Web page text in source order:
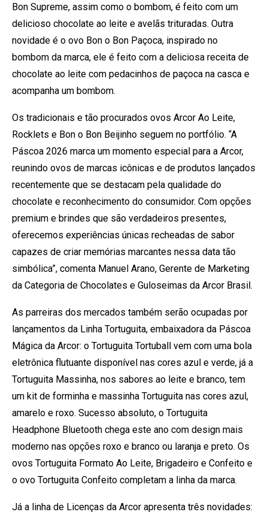
Bon Supreme, assim como o bombom, é feito com um
delicioso chocolate ao leite e avelãs trituradas. Outra
novidade é o ovo Bon o Bon Paçoca, inspirado no
bombom da marca, ele é feito com a deliciosa receita de
chocolate ao leite com pedacinhos de paçoca na casca e
acompanha um bombom.
Os tradicionais e tão procurados ovos Arcor Ao Leite,
Rocklets e Bon o Bon Beijinho seguem no portfólio. “A
Páscoa 2026 marca um momento especial para a Arcor,
reunindo ovos de marcas icônicas e de produtos lançados
recentemente que se destacam pela qualidade do
chocolate e reconhecimento do consumidor. Com opções
premium e brindes que são verdadeiros presentes,
oferecemos experiências únicas recheadas de sabor
capazes de criar memórias marcantes nessa data tão
simbólica”, comenta Manuel Arano, Gerente de Marketing
da Categoria de Chocolates e Guloseimas da Arcor Brasil.
As parreiras dos mercados também serão ocupadas por
lançamentos da Linha Tortuguita, embaixadora da Páscoa
Mágica da Arcor: o Tortuguita Tortuball vem com uma bola
eletrônica flutuante disponível nas cores azul e verde, já a
Tortuguita Massinha, nos sabores ao leite e branco, tem
um kit de forminha e massinha Tortuguita nas cores azul,
amarelo e roxo. Sucesso absoluto, o Tortuguita
Headphone Bluetooth chega este ano com design mais
moderno nas opções roxo e branco ou laranja e preto. Os
ovos Tortuguita Formato Ao Leite, Brigadeiro e Confeito e
o ovo Tortuguita Confeito completam a linha da marca.
Já a linha de Licenças da Arcor apresenta três novidades: